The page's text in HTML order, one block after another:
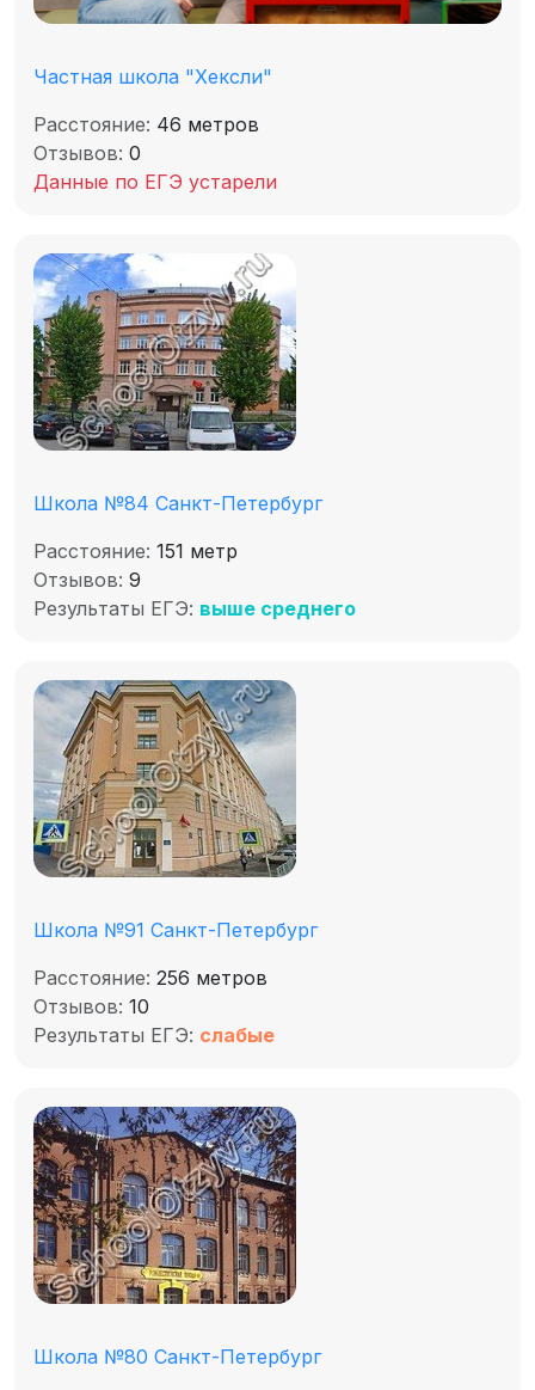
Частная школа "Хексли"
Расстояние: 46 метров
Отзывов: 0
Данные по ЕГЭ устарели
Школа №84 Санкт-Петербург
Расстояние: 151 метр
Отзывов: 9
Результаты ЕГЭ: выше среднего
Школа №91 Санкт-Петербург
Расстояние: 256 метров
Отзывов: 10
Результаты ЕГЭ: слабые
Школа №80 Санкт-Петербург